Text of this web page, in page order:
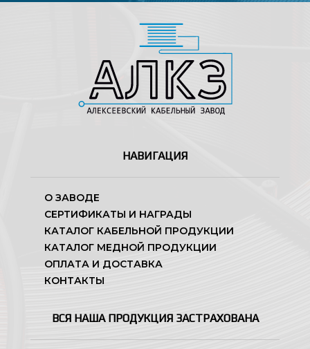
НАВИГАЦИЯ
О ЗАВОДЕ
СЕРТИФИКАТЫ И НАГРАДЫ
КАТАЛОГ КАБЕЛЬНОЙ ПРОДУКЦИИ
КАТАЛОГ МЕДНОЙ ПРОДУКЦИИ
ОПЛАТА И ДОСТАВКА
КОНТАКТЫ
ВСЯ НАША ПРОДУКЦИЯ ЗАСТРАХОВАНА